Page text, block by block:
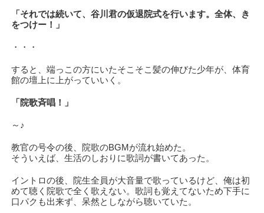
「それでは続いて、谷川君の仮退院式を行います。全体、き
をつけー！」
・・・
すると、端っこの方にいたそこそこ髪の伸びた少年が、体育
館の壇上に上がっていいく。
「院歌斉唱！」
～♪
教官の号令の後、院歌のBGMが流れ始めた。
そういえば、生活のしおりに歌詞が書いてあった。
イントロの後、院生全員が大音量で歌っているけど、俺は初
めて聴く院歌で全く歌えない。歌詞も覚えてないため下手に
口パクも出来ず、呆然としながら聴いていた。